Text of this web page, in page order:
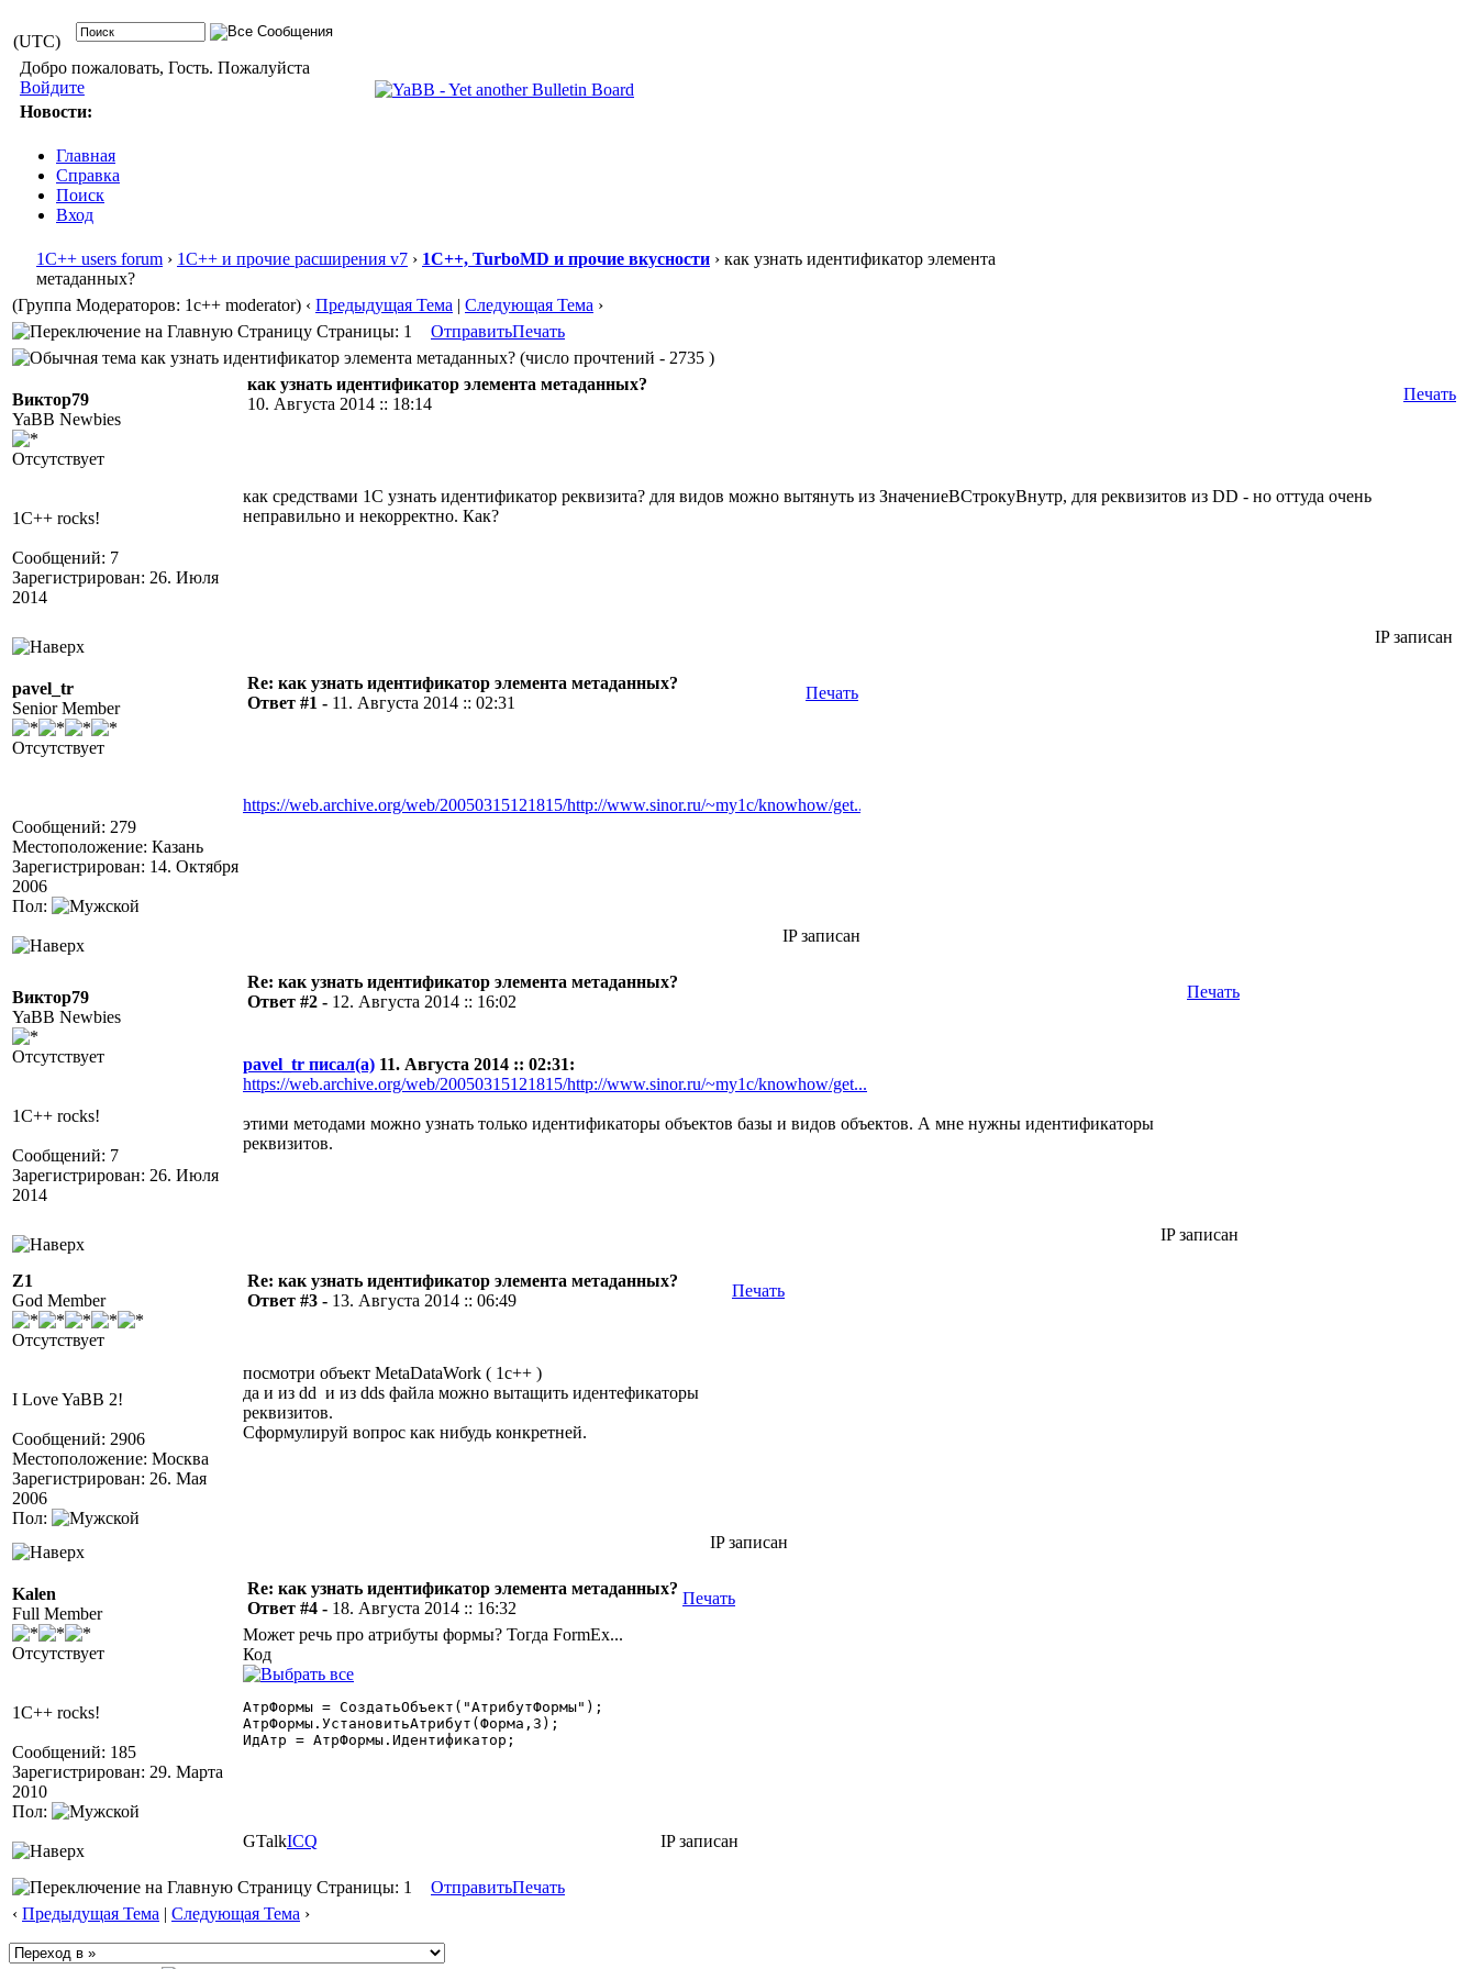
(UTC)
Добро пожаловать, Гость. Пожалуйста
Войдите
Новости:
Главная
Справка
Поиск
Вход
1С++ users forum › 1С++ и прочие расширения v7 › 1С++, TurboMD и прочие вкусности › как узнать идентификатор элемента
метаданных?
(Группа Модераторов: 1c++ moderator) ‹ Предыдущая Тема | Следующая Тема ›
Страницы: 1
ОтправитьПечать
как узнать идентификатор элемента метаданных? (число прочтений - 2735 )
Виктор79
YaBB Newbies
Отсутствует
1C++ rocks!
Сообщений: 7
Зарегистрирован: 26. Июля
2014
как узнать идентификатор элемента метаданных?
10. Августа 2014 :: 18:14
Печать
как средствами 1С узнать идентификатор реквизита? для видов можно вытянуть из ЗначениеВСтрокуВнутр, для реквизитов из DD - но оттуда очень
неправильно и некорректно. Как?
IP записан
pavel_tr
Senior Member
Отсутствует
Сообщений: 279
Местоположение: Казань
Зарегистрирован: 14. Октября
2006
Пол:
Re: как узнать идентификатор элемента метаданных?
Ответ #1 - 11. Августа 2014 :: 02:31
Печать
https://web.archive.org/web/20050315121815/http://www.sinor.ru/~my1c/knowhow/get...
IP записан
Виктор79
YaBB Newbies
Отсутствует
1C++ rocks!
Сообщений: 7
Зарегистрирован: 26. Июля
2014
Re: как узнать идентификатор элемента метаданных?
Ответ #2 - 12. Августа 2014 :: 16:02
Печать
pavel_tr писал(а) 11. Августа 2014 :: 02:31:
https://web.archive.org/web/20050315121815/http://www.sinor.ru/~my1c/knowhow/get...
этими методами можно узнать только идентификаторы объектов базы и видов объектов. А мне нужны идентификаторы
реквизитов.
IP записан
Z1
God Member
Отсутствует
I Love YaBB 2!
Сообщений: 2906
Местоположение: Москва
Зарегистрирован: 26. Мая
2006
Пол:
Re: как узнать идентификатор элемента метаданных?
Ответ #3 - 13. Августа 2014 :: 06:49
Печать
посмотри объект MetaDataWork ( 1с++ )
да и из dd и из dds файла можно вытащить идентефикаторы
реквизитов.
Сформулируй вопрос как нибудь конкретней.
IP записан
Kalen
Full Member
Отсутствует
1C++ rocks!
Сообщений: 185
Зарегистрирован: 29. Марта
2010
Пол:
Re: как узнать идентификатор элемента метаданных?
Ответ #4 - 18. Августа 2014 :: 16:32
Печать
Может речь про атрибуты формы? Тогда FormEx...
Код
АтрФормы = СоздатьОбъект("АтрибутФормы");
АтрФормы.УстановитьАтрибут(Форма,3);
ИдАтр = АтрФормы.Идентификатор;
GTalkICQ IP записан
Страницы: 1 ОтправитьПечать
‹ Предыдущая Тема | Следующая Тема ›